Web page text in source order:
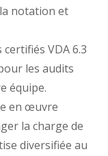
notation et
VDA 6.3
les audits
équipe.
en œuvre
la charge de
diversifiée au